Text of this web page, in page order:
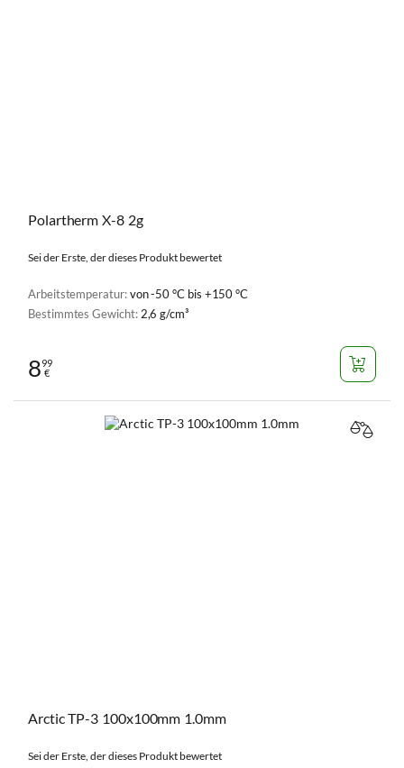
Polartherm X-8 2g
Sei der Erste, der dieses Produkt bewertet
Arbeitstemperatur:von -50 °C bis +150 °C
Bestimmtes Gewicht: 2,6 g/cm³
899
€
Arctic TP-3 100x100mm 1.0mm
Sei der Erste, der dieses Produkt bewertet